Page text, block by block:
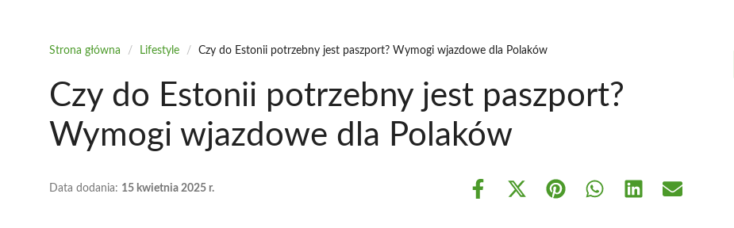
Strona główna / Lifestyle / Czy do Estonii potrzebny jest paszport? Wymogi wjazdowe dla Polaków
Czy do Estonii potrzebny jest paszport?
Wymogi wjazdowe dla Polaków
Data dodania: 15 kwietnia 2025 r.
Share
Share Share Share Share Share